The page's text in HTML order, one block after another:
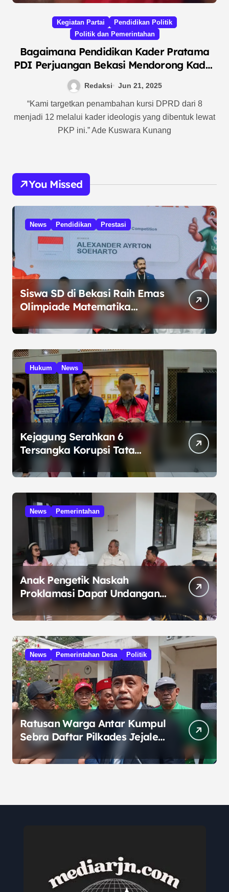
Kegiatan Partai
Pendidikan Politik
Politik dan Pemerintahan
Bagaimana Pendidikan Kader Pratama
PDI Perjuangan Bekasi Mendorong Kader
Ideologis dan Target Kemenangan 12
Kursi DPRD?
Redaksi Jun 21, 2025
“Kami targetkan penambahan kursi DPRD dari 8
menjadi 12 melalui kader ideologis yang dibentuk lewat
PKP ini.” Ade Kuswara Kunang
You Missed
News Pendidikan Prestasi
Siswa SD di Bekasi Raih Emas
Olimpiade Matematika
Internasional di Malaysia
Hukum News
Kejagung Serahkan 6
Tersangka Korupsi Tata
Kelola Minyak ke Penuntut
Umum
News Pemerintahan
Anak Pengetik Naskah
Proklamasi Dapat Undangan
HUT RI dari Presiden
Prabowo
News Pemerintahan Desa Politik
Ratusan Warga Antar Kumpul
Sebra Daftar Pilkades Jejalen
Jaya, Serukan Pemilu Damai